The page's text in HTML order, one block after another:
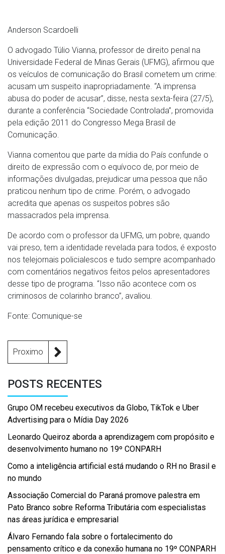
Anderson Scardoelli
O advogado Túlio Vianna, professor de direito penal na
Universidade Federal de Minas Gerais (UFMG), afirmou que
os veículos de comunicação do Brasil cometem um crime:
acusam um suspeito inapropriadamente. “A imprensa
abusa do poder de acusar”, disse, nesta sexta-feira (27/5),
durante a conferência “Sociedade Controlada”, promovida
pela edição 2011 do Congresso Mega Brasil de
Comunicação.
Vianna comentou que parte da mídia do País confunde o
direito de expressão com o equívoco de, por meio de
informações divulgadas, prejudicar uma pessoa que não
praticou nenhum tipo de crime. Porém, o advogado
acredita que apenas os suspeitos pobres são
massacrados pela imprensa.
De acordo com o professor da UFMG, um pobre, quando
vai preso, tem a identidade revelada para todos, é exposto
nos telejornais policialescos e tudo sempre acompanhado
com comentários negativos feitos pelos apresentadores
desse tipo de programa. “Isso não acontece com os
criminosos de colarinho branco”, avaliou.
Fonte: Comunique-se
Proximo
POSTS RECENTES
Grupo OM recebeu executivos da Globo, TikTok e Uber
Advertising para o Mídia Day 2026
Leonardo Queiroz aborda a aprendizagem com propósito e
desenvolvimento humano no 19º CONPARH
Como a inteligência artificial está mudando o RH no Brasil e
no mundo
Associação Comercial do Paraná promove palestra em
Pato Branco sobre Reforma Tributária com especialistas
nas áreas jurídica e empresarial
Álvaro Fernando fala sobre o fortalecimento do
pensamento crítico e da conexão humana no 19º CONPARH